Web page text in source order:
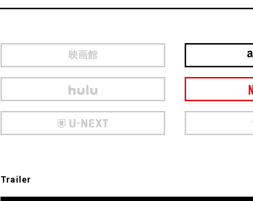
映画館
Trailer